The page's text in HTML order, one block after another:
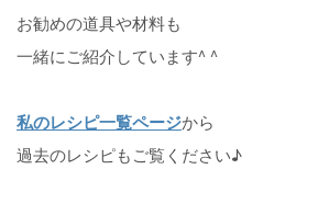
お勧めの道具や材料も
一緒にご紹介しています^ ^
私のレシピ一覧ページから
過去のレシピもご覧ください♪